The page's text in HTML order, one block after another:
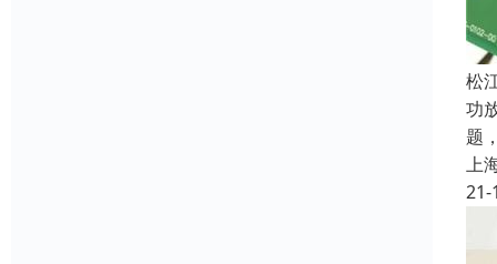
松
功
题
上
21-